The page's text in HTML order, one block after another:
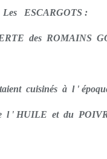
Les ESCARGOTS :
des ROMAINS
cuisinés à l '
l ' HUILE et du